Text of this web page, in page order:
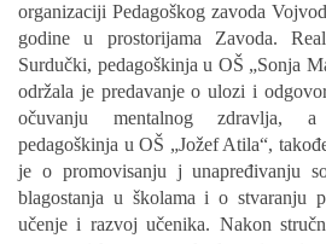
organizaciji Pedagoškog zavoda
godine u prostorijama Zavoda.
Surdučki, pedagoškinja u OŠ „Sonja
održala je predavanje o ulozi i
očuvanju mentalnog zdravlja,
pedagoškinja u OŠ „Jožef Atila“,
je o promovisanju j unapređivanju
blagostanja u školama i o stvaranju
učenje i razvoj učenika. Nakon